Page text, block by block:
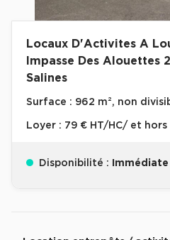
Locaux D'Activites A
Impasse Des Alouettes
Salines
Surface : 962 m², non
Loyer : 79 € HT/HC/ et
Disponibilité : Immédiate